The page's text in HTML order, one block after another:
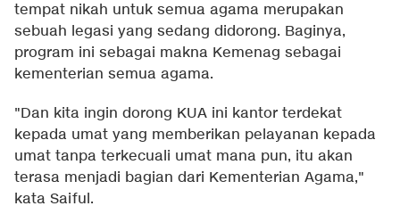
tempat nikah untuk semua agama merupakan
sebuah legasi yang sedang didorong. Baginya,
program ini sebagai makna Kemenag sebagai
kementerian semua agama.
"Dan kita ingin dorong KUA ini kantor terdekat
kepada umat yang memberikan pelayanan kepada
umat tanpa terkecuali umat mana pun, itu akan
terasa menjadi bagian dari Kementerian Agama,"
kata Saiful.